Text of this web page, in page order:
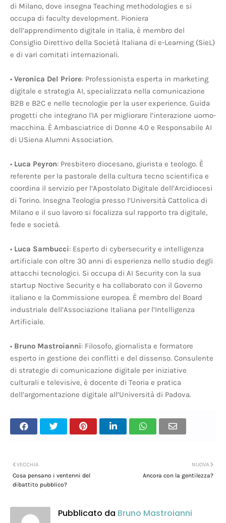
di Milano, dove insegna Teaching methodologies e si
occupa di faculty development. Pioniera
dell’apprendimento digitale in Italia, è membro del
Consiglio Direttivo della Società Italiana di e-Learning (SieL)
e di vari comitati internazionali.
• Veronica Del Priore: Professionista esperta in marketing
digitale e strategia AI, specializzata nella comunicazione
B2B e B2C e nelle tecnologie per la user experience. Guida
progetti che integrano l'IA per migliorare l’interazione uomo-
macchina. È Ambasciatrice di Donne 4.0 e Responsabile AI
di USiena Alumni Association.
• Luca Peyron: Presbitero diocesano, giurista e teologo. È
referente per la pastorale della cultura tecno scientifica e
coordina il servizio per l’Apostolato Digitale dell’Arcidiocesi
di Torino. Insegna Teologia presso l’Università Cattolica di
Milano e il suo lavoro si focalizza sul rapporto tra digitale,
fede e società.
• Luca Sambucci: Esperto di cybersecurity e intelligenza
artificiale con oltre 30 anni di esperienza nello studio degli
attacchi tecnologici. Si occupa di AI Security con la sua
startup Noctive Security e ha collaborato con il Governo
italiano e la Commissione europea. È membro del Board
industriale dell’Associazione Italiana per l’Intelligenza
Artificiale.
• Bruno Mastroianni: Filosofo, giornalista e formatore
esperto in gestione dei conflitti e del dissenso. Consulente
di strategie di comunicazione digitale per iniziative
culturali e televisive, è docente di Teoria e pratica
dell’argomentazione digitale all’Università di Padova.
NUOVA
Ancora con la gentilezza?
VECCHIA
Cosa pensano i ventenni del
dibattito pubblico?
Pubblicato da Bruno Mastroianni